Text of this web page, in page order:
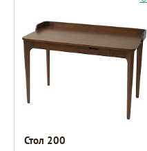
Стол 200